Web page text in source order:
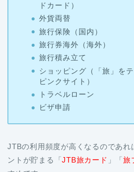
ドカード）
外貨両替
旅行保険（国内）
旅行券海外（海外）
旅行積み立て
ショッピング（「旅」を
ピンクサイト）
トラベルローン
ビザ申請
JTBの利用頻度が高くなるのであれ
ントが貯まる「JTB旅カード 」「旅